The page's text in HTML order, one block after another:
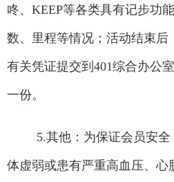
咚、 KEEP等各类具有记步功
数、里程等情况； 活动结束后
有关凭证提交到 401综合办公室
一份。
5.其他： 为保证会员安全
体虚弱或患有严重高血压、心